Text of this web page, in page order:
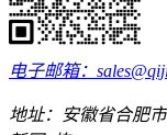
电子邮箱：
地址：安徽省合肥